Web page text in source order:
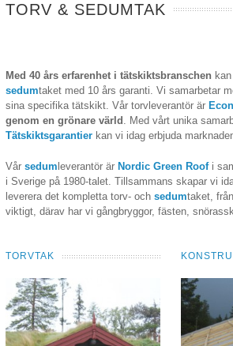
TORV & SEDUMTAK
Med 40 års erfarenhet i tätskiktsbranschen
sedumtaket med 10 års garanti. Vi samarbetar
sina specifika tätskikt. Vår torvleverantör är
genom en grönare värld . Med vårt unika
Tätskiktsgarantier kan vi idag erbjuda
Vår sedum leverantör är Nordic Green Roofi
i Sverige på 1980-talet. Tillsammans skapar vi
leverera det kompletta torv- och sedumtaket,
viktigt, därav har vi gångbryggor, fästen,
TORVTAK